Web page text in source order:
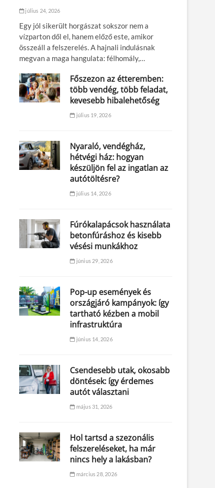
július 24, 2026
Egy jól sikerült horgászat sokszor nem a
vízparton dől el, hanem előző este, amikor
összeáll a felszerelés. A hajnali indulásnak
megvan a maga hangulata: félhomály,…
Főszezon az étteremben:
több vendég, több feladat,
kevesebb hibalehetőség
július 19, 2026
Nyaraló, vendégház,
hétvégi ház: hogyan
készüljön fel az ingatlan az
autótöltésre?
július 14, 2026
Fúrókalapácsok használata
betonfúráshoz és kisebb
vésési munkákhoz
június 29, 2026
Pop-up események és
országjáró kampányok: így
tartható kézben a mobil
infrastruktúra
június 14, 2026
Csendesebb utak, okosabb
döntések: így érdemes
autót választani
május 31, 2026
Hol tartsd a szezonális
felszereléseket, ha már
nincs hely a lakásban?
március 28, 2026